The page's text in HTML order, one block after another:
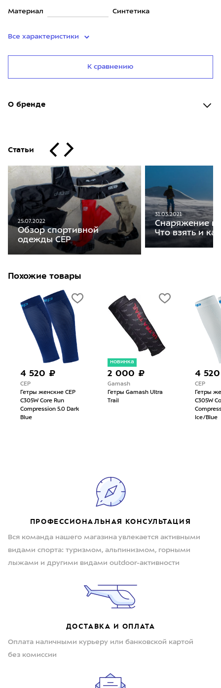
Материал Синтетика
Все характеристики
К сравнению
О бренде
Статьи
25.07.2022
Обзор спортивной
одежды CEP
31.03.2021
Снаряжение
Что взять и
Похожие товары
4 520 ₽
CEP
Гетры женские CEP
C305W Core Run
Compression 5.0 Dark
Blue
новинка
2 000 ₽
Gamash
Гетры Gamash Ultra
Trail
4
CEP
Гетры
C305W
Ice/Blue
ПРОФЕССИОНАЛЬНАЯ КОНСУЛЬТАЦИЯ
Вся команда нашего магазина увлекается активными
видами спорта: туризмом, альпинизмом, горными
лыжами и другими видами outdoor-активности
ДОСТАВКА И ОПЛАТА
Оплата наличными курьеру или банковской картой
без комиссии